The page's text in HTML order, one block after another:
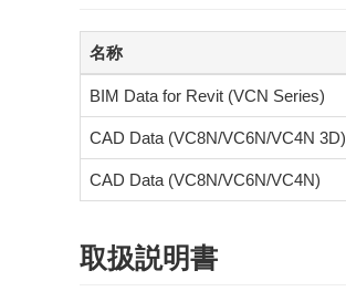
名称
BIM Data for Revit (VCN Series)
CAD Data (VC8N/VC6N/VC4N 3D)
CAD Data (VC8N/VC6N/VC4N)
取扱説明書